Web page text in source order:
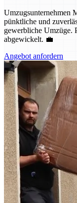
Umzugsunternehmen
pünktliche und
gewerbliche Umzüge.
abgewickelt. 💼
Angebot anfordern